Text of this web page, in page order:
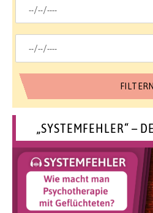
„SYSTEMFEHLER“ –